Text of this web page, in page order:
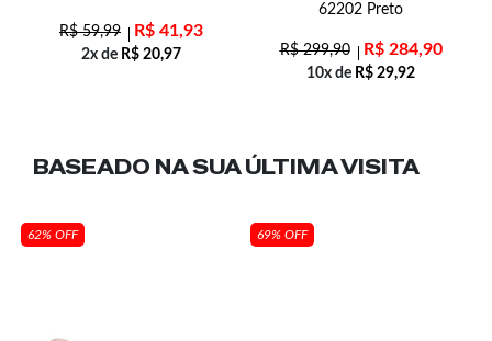
R$59,99 R$ 41,93
2x de R$ 20,97
62202 Preto
R$299,90 R$284,90
10x de R$ 29,92
BASEADO NA SUAÚLTIMA VISITA
62% OFF 69% OFF